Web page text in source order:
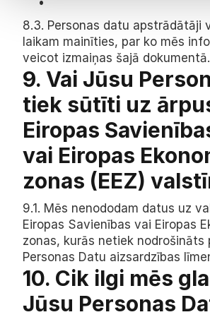
8.3. Personas datu apstrādātāji
laikam mainīties, par ko mēs
veicot izmaiņas šajā dokumentā.
9. Vai Jūsu
tiek sūtīti uz
Eiropas
vai Eiropas
zonas (EEZ)
9.1. Mēs nenododam datus uz
Eiropas Savienības vai Eiropas
zonas, kurās netiek nodrošināts
Personas Datu aizsardzības
10. Cik ilgi mēs
Jūsu Personas